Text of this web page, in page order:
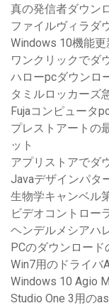
真の発信者ダウン
ファイルヴィラダ
Windows 10機能
ワンクリックでダ
ハローpcダウンロ
タミルロッカーズ
Fujaコンピュータ
プレストアートの
ット
アプリストアでダ
Javaデザインパタ
生物学キャンベル
ビデオコントロー
ヘンデルメシアハ
PCのダウンロー
Win7用のドライバ
Windows 10 Agio
Studio One 3用の